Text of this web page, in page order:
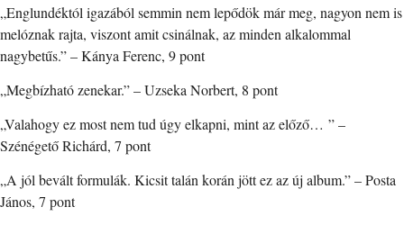
„Englundéktól igazából semmin nem lepődök már meg, nagyon nem is
melóznak rajta, viszont amit csinálnak, az minden alkalommal
nagybetűs.” – Kánya Ferenc, 9 pont
„Megbízható zenekar.” – Uzseka Norbert, 8 pont
„Valahogy ez most nem tud úgy elkapni, mint az előző… ” –
Szénégető Richárd, 7 pont
„A jól bevált formulák. Kicsit talán korán jött ez az új album.” – Posta
János, 7 pont